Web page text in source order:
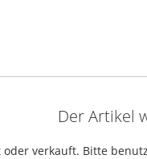
Der Artikel
verkauft. Bitte